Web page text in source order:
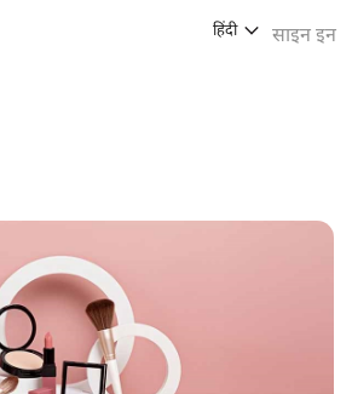
हिंदी साइन इन